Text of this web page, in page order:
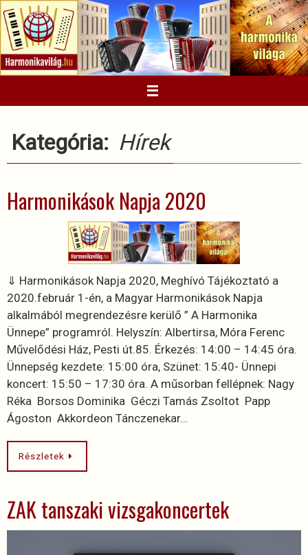
Megszakítás
Kategória: Hírek
Harmonikások Napja 2020
⇓ Harmonikások Napja 2020, Meghívó Tájékoztató a
2020.február 1-én, a Magyar Harmonikások Napja
alkalmából megrendezésre kerülő ” A Harmonika
Ünnepe” programról. Helyszín: Albertirsa, Móra Ferenc
Művelődési Ház, Pesti út.85. Érkezés: 14:00 – 14:45 óra.
Ünnepség kezdete: 15:00 óra, Szünet: 15:40- Ünnepi
koncert: 15:50 – 17:30 óra. A műsorban fellépnek: Nagy
Réka Borsos Dominika Géczi Tamás Zsoltot Papp
Ágoston Akkordeon Tánczenekar…
Részletek
ZAK tanszaki vizsgakoncertek